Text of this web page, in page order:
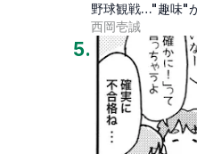
野球観戦…"趣味"
代
西岡壱誠
5.